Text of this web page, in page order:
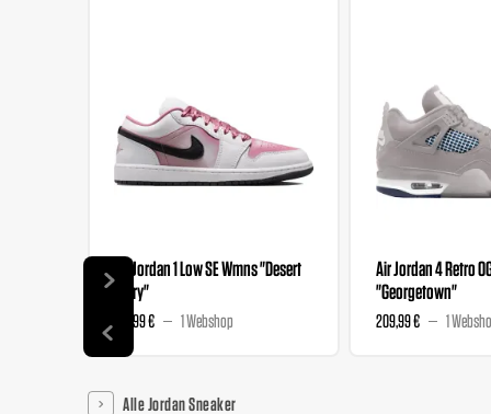
Air Jordan 1 Low SE Wmns "Desert
Berry"
139,99 € 1 Webshop
Air Jordan 4 Retro
"Georgetown"
209,99 € 1
Alle Jordan Sneaker